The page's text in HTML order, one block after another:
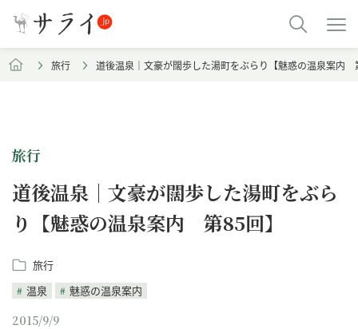
旅行 道後温泉｜文豪が闊歩した湯町をぶらり【魅惑の温泉案内
旅行
道後温泉｜文豪が闊歩した湯町をぶら
り【魅惑の温泉案内 第85回】
旅行
温泉
魅惑の温泉案内
2015/9/9